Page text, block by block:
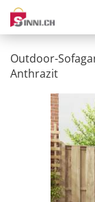
Outdoor-
Anthrazit